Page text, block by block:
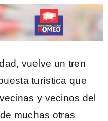
vuelve un tren
turística que
y vecinos del
muchas otras